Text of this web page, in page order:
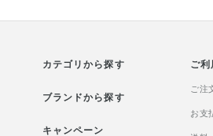
カテゴリから探す
ブランドから探す
キャンペーン
ご利
ご注
お支